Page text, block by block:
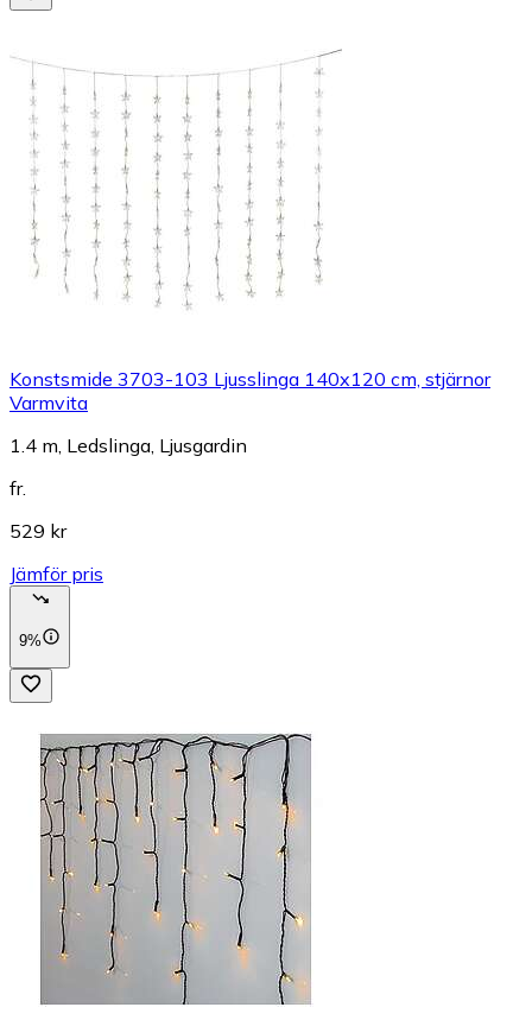
Konstsmide 3703-103 Ljusslinga 140x120 cm, stjärnor
Varmvita
1.4 m, Ledslinga, Ljusgardin
fr.
529 kr
Jämför pris
9%